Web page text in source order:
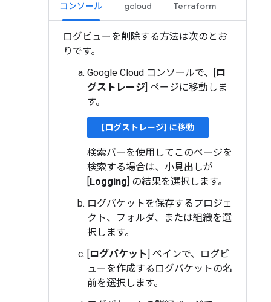
コンソール gcloud Terraform
ログビューを削除する方法は次のとお
りです。
Google Cloud コンソールで、[ロ
グストレージ] ページに移動しま
す。
[ログストレージ] に移動
検索バーを使用してこのページを
検索する場合は、小見出しが
[Logging] の結果を選択します。
ログバケットを保存するプロジェ
クト、フォルダ、または組織を選
択します。
[ログバケット] ペインで、ログビ
ューを作成するログバケットの名
前を選択します。